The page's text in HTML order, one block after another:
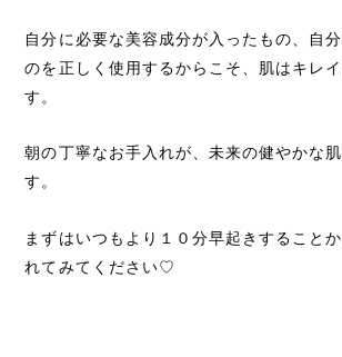
自分に必要な美容成分が入ったもの、自
のを正しく使用するからこそ、肌はキレ
す。
朝の丁寧なお手入れが、未来の健やかな
す。
まずはいつもより１０分早起きすること
れてみてください♡